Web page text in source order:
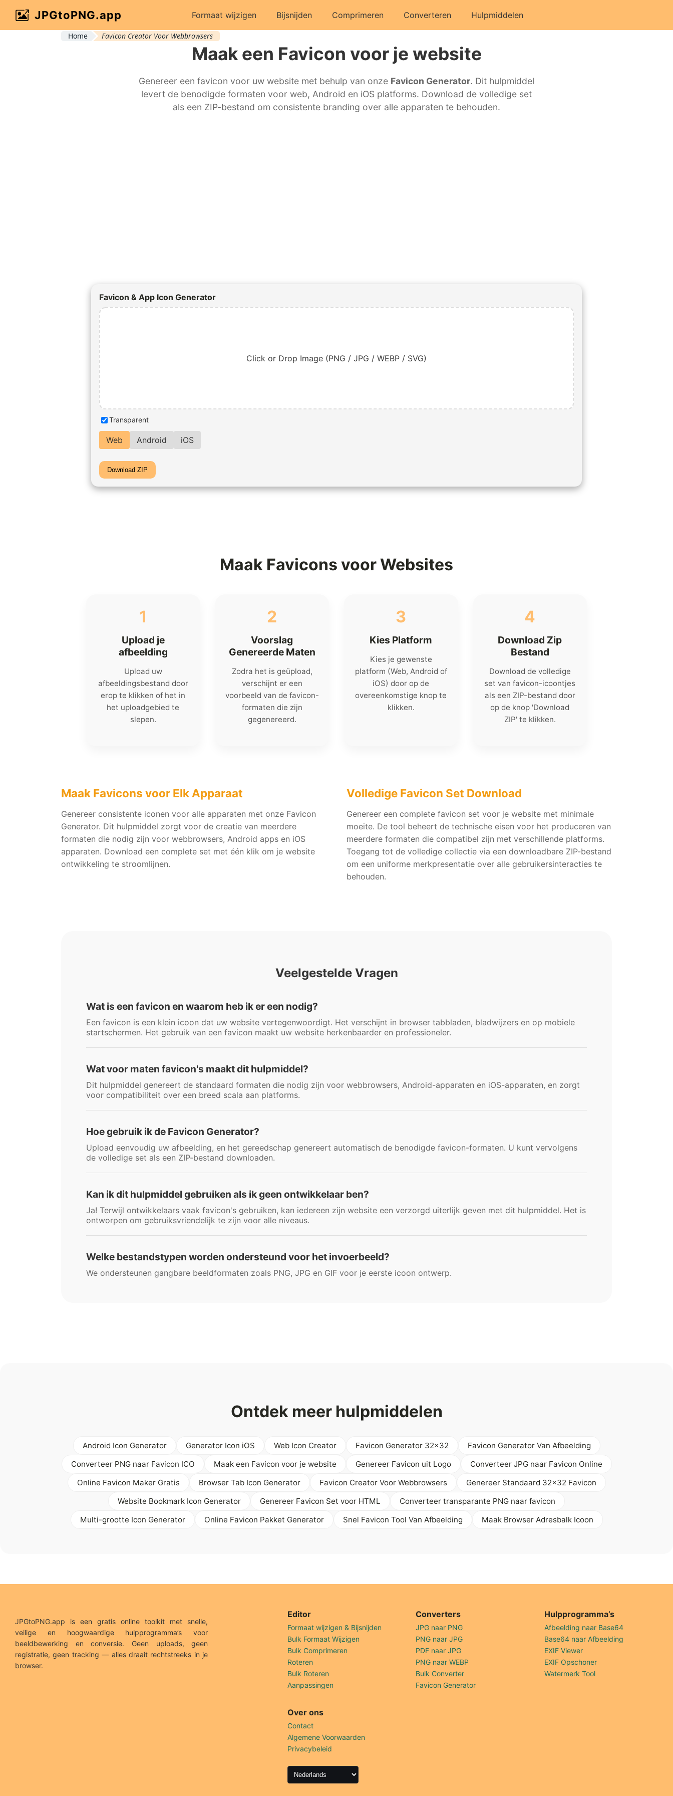
JPGtoPNG.app Formaat wijzigen Bijsnijden Comprimeren Converteren Hulpmiddelen
Home Favicon Creator Voor Webbrowsers
Maak een Favicon voor je website
Genereer een favicon voor uw website met behulp van onze Favicon Generator. Dit hulpmiddel
levert de benodigde formaten voor web, Android en iOS platforms. Download de volledige set
als een ZIP-bestand om consistente branding over alle apparaten te behouden.
Favicon & App Icon Generator
Click or Drop Image (PNG / JPG / WEBP / SVG)
Transparent
Web Android iOS
Download ZIP
Maak Favicons voor Websites
1
Upload je
afbeelding
Upload uw
afbeeldingsbestand door
erop te klikken of het in
het uploadgebied te
slepen.
2
Voorslag
Genereerde Maten
Zodra het is geüpload,
verschijnt er een
voorbeeld van de favicon-
formaten die zijn
gegenereerd.
3
Kies Platform
Kies je gewenste
platform (Web, Android of
iOS) door op de
overeenkomstige knop te
klikken.
4
Download Zip
Bestand
Download de volledige
set van favicon-icoontjes
als een ZIP-bestand door
op de knop 'Download
ZIP' te klikken.
Maak Favicons voor Elk Apparaat
Genereer consistente iconen voor alle apparaten met onze Favicon
Generator. Dit hulpmiddel zorgt voor de creatie van meerdere
formaten die nodig zijn voor webbrowsers, Android apps en iOS
apparaten. Download een complete set met één klik om je website
ontwikkeling te stroomlijnen.
Volledige Favicon Set Download
Genereer een complete favicon set voor je website met minimale
moeite. De tool beheert de technische eisen voor het produceren van
meerdere formaten die compatibel zijn met verschillende platforms.
Toegang tot de volledige collectie via een downloadbare ZIP-bestand
om een uniforme merkpresentatie over alle gebruikersinteracties te
behouden.
Veelgestelde Vragen
Wat is een favicon en waarom heb ik er een nodig?
Een favicon is een klein icoon dat uw website vertegenwoordigt. Het verschijnt in browser tabbladen, bladwijzers en op mobiele
startschermen. Het gebruik van een favicon maakt uw website herkenbaarder en professioneler.
Wat voor maten favicon's maakt dit hulpmiddel?
Dit hulpmiddel genereert de standaard formaten die nodig zijn voor webbrowsers, Android-apparaten en iOS-apparaten, en zorgt
voor compatibiliteit over een breed scala aan platforms.
Hoe gebruik ik de Favicon Generator?
Upload eenvoudig uw afbeelding, en het gereedschap genereert automatisch de benodigde favicon-formaten. U kunt vervolgens
de volledige set als een ZIP-bestand downloaden.
Kan ik dit hulpmiddel gebruiken als ik geen ontwikkelaar ben?
Ja! Terwijl ontwikkelaars vaak favicon's gebruiken, kan iedereen zijn website een verzorgd uiterlijk geven met dit hulpmiddel. Het is
ontworpen om gebruiksvriendelijk te zijn voor alle niveaus.
Welke bestandstypen worden ondersteund voor het invoerbeeld?
We ondersteunen gangbare beeldformaten zoals PNG, JPG en GIF voor je eerste icoon ontwerp.
Ontdek meer hulpmiddelen
Android Icon Generator Generator Icon iOS Web Icon Creator Favicon Generator 32x32
Favicon Generator Van Afbeelding
Converteer PNG naar Favicon ICO
Maak een Favicon voor je website Genereer Favicon uit Logo
Converteer JPG naar Favicon Online
Online Favicon Maker Gratis
Browser Tab Icon Generator Favicon Creator Voor Webbrowsers
Genereer Standaard 32x32 Favicon
Website Bookmark Icon Generator
Genereer Favicon Set voor HTML
Converteer transparante PNG naar favicon
Multi-grootte Icon Generator
Online Favicon Pakket Generator Snel Favicon Tool Van Afbeelding Maak Browser Adresbalk Icoon
JPGtoPNG.app is een gratis online toolkit met snelle,
veilige en hoogwaardige hulpprogramma’s voor
beeldbewerking en conversie. Geen uploads, geen
registratie, geen tracking — alles draait rechtstreeks in je
browser.
Editor
Formaat wijzigen & Bijsnijden
Bulk Formaat Wijzigen
Bulk Comprimeren
Roteren
Bulk Roteren
Aanpassingen
Converters
JPG naar PNG
PNG naar JPG
PDF naar JPG
PNG naar WEBP
Bulk Converter
Favicon Generator
Hulpprogramma’s
Afbeelding naar Base64
Base64 naar Afbeelding
EXIF Viewer
EXIF Opschoner
Watermerk Tool
Over ons
Contact
Algemene Voorwaarden
Privacybeleid